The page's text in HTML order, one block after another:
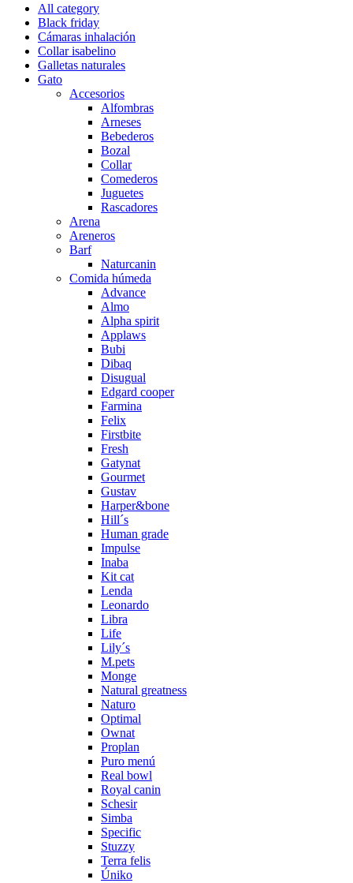
All category
Black friday
Cámaras inhalación
Collar isabelino
Galletas naturales
Gato
Accesorios
Alfombras
Arneses
Bebederos
Bozal
Collar
Comederos
Juguetes
Rascadores
Arena
Areneros
Barf
Naturcanin
Comida húmeda
Advance
Almo
Alpha spirit
Applaws
Bubi
Dibaq
Disugual
Edgard cooper
Farmina
Felix
Firstbite
Fresh
Gatynat
Gourmet
Gustav
Harper&bone
Hill´s
Human grade
Impulse
Inaba
Kit cat
Lenda
Leonardo
Libra
Life
Lily´s
M.pets
Monge
Natural greatness
Naturo
Optimal
Ownat
Proplan
Puro menú
Real bowl
Royal canin
Schesir
Simba
Specific
Stuzzy
Terra felis
Úniko